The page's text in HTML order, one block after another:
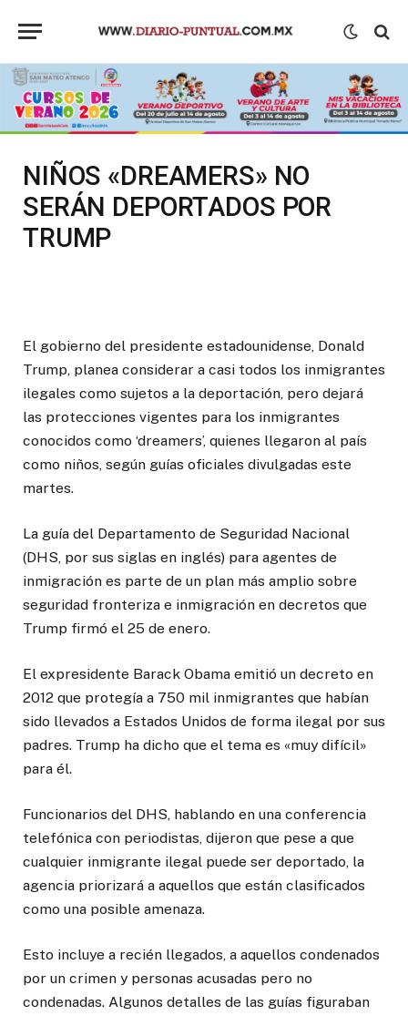
NIÑOS «DREAMERS» NO
SERÁN DEPORTADOS POR
TRUMP
El gobierno del presidente estadounidense, Donald
Trump, planea considerar a casi todos los inmigrantes
ilegales como sujetos a la deportación, pero dejará
las protecciones vigentes para los inmigrantes
conocidos como ‘dreamers’, quienes llegaron al país
como niños, según guías oficiales divulgadas este
martes.
La guía del Departamento de Seguridad Nacional
(DHS, por sus siglas en inglés) para agentes de
inmigración es parte de un plan más amplio sobre
seguridad fronteriza e inmigración en decretos que
Trump firmó el 25 de enero.
El expresidente Barack Obama emitió un decreto en
2012 que protegía a 750 mil inmigrantes que habían
sido llevados a Estados Unidos de forma ilegal por sus
padres. Trump ha dicho que el tema es «muy difícil»
para él.
Funcionarios del DHS, hablando en una conferencia
telefónica con periodistas, dijeron que pese a que
cualquier inmigrante ilegal puede ser deportado, la
agencia priorizará a aquellos que están clasificados
como una posible amenaza.
Esto incluye a recién llegados, a aquellos condenados
por un crimen y personas acusadas pero no
condenadas. Algunos detalles de las guías figuraban